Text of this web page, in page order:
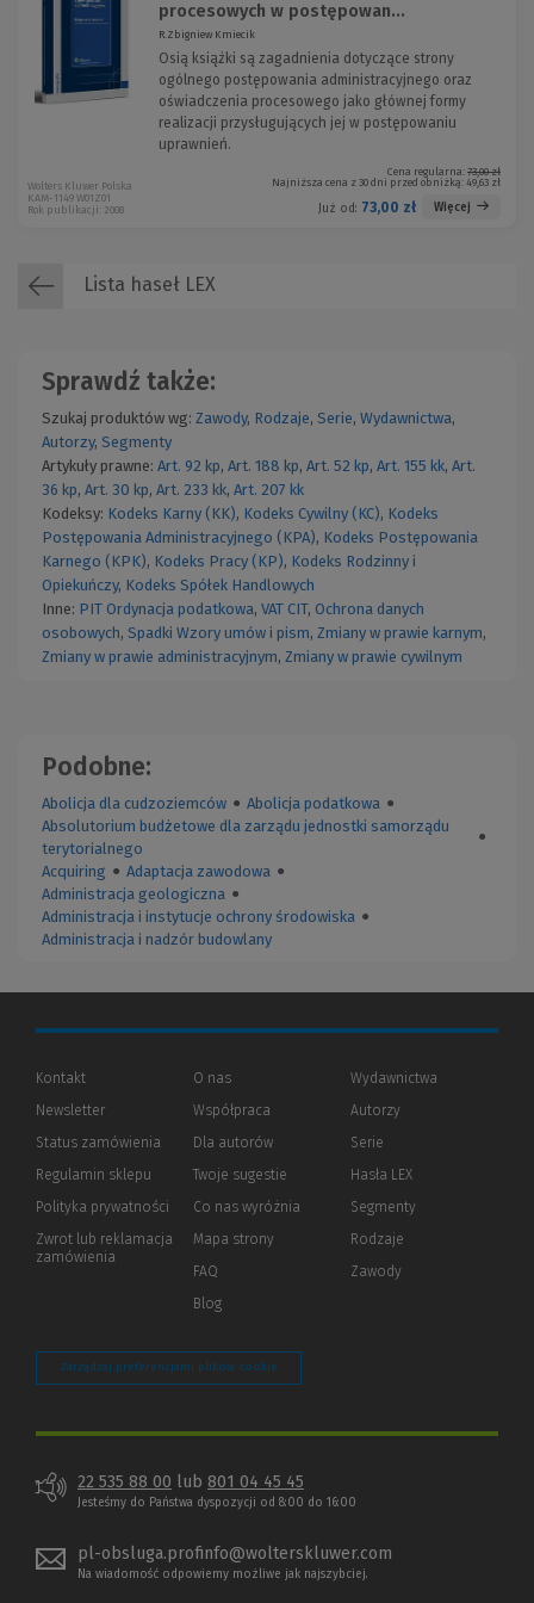
procesowych w postępowan...
R.Zbigniew Kmiecik
Osią książki są zagadnienia dotyczące strony
ogólnego postępowania administracyjnego oraz
oświadczenia procesowego jako głównej formy
realizacji przysługujących jej w postępowaniu
uprawnień.
Cena regularna: 73,00 zł
Najniższa cena z 30 dni przed obniżką: 49,63 zł
Już od: 73,00 zł Więcej
Wolters Kluwer Polska
KAM-1149 W01Z01
Rok publikacji: 2008
Lista haseł LEX
Sprawdź także:
Szukaj produktów wg: Zawody, Rodzaje, Serie, Wydawnictwa,
Autorzy, Segmenty
Artykuły prawne: Art. 92 kp, Art. 188 kp, Art. 52 kp, Art. 155 kk, Art.
36 kp, Art. 30 kp, Art. 233 kk, Art. 207 kk
Kodeksy: Kodeks Karny (KK), Kodeks Cywilny (KC), Kodeks
Postępowania Administracyjnego (KPA), Kodeks Postępowania
Karnego (KPK), Kodeks Pracy (KP), Kodeks Rodzinny i
Opiekuńczy, Kodeks Spółek Handlowych
Inne: PIT Ordynacja podatkowa, VAT CIT, Ochrona danych
osobowych, Spadki Wzory umów i pism, Zmiany w prawie karnym,
Zmiany w prawie administracyjnym, Zmiany w prawie cywilnym
Podobne:
Abolicja dla cudzoziemców ● Abolicja podatkowa ●
Absolutorium budżetowe dla zarządu jednostki samorządu
terytorialnego
●
Acquiring ● Adaptacja zawodowa ●
Administracja geologiczna ●
Administracja i instytucje ochrony środowiska ●
Administracja i nadzór budowlany
Kontakt
Newsletter
Status zamówienia
Regulamin sklepu
Polityka prywatności (Nowe
(Link
innej
Zwrot lub reklamacja
zamówienia
O nas
Współpraca
Dla autorów(Nowe
(Link
innej
Twoje sugestie
Co nas wyróżnia
Mapa strony
FAQ
Blog
Wydawnictwa
Autorzy
Serie
Hasła LEX
Segmenty
Rodzaje
Zawody
Zarządzaj preferencjami plików cookie
22 535 88 00 lub 801 04 45 45
Jesteśmy do Państwa dyspozycji od 8:00 do 16:00
pl-obsluga.profinfo@wolterskluwer.com
Na wiadomość odpowiemy możliwe jak najszybciej.